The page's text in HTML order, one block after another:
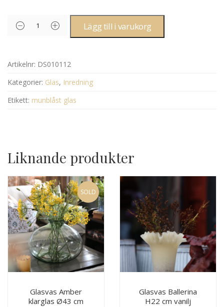
Lägg till i varukorg
Artikelnr: DS010112
Kategorier: Glas, Inredning
Etikett: munblåst glas
Liknande produkter
SOLD
Glasvas Amber
klarglas Ø43 cm
Glasvas Ballerina
H22 cm vanilj